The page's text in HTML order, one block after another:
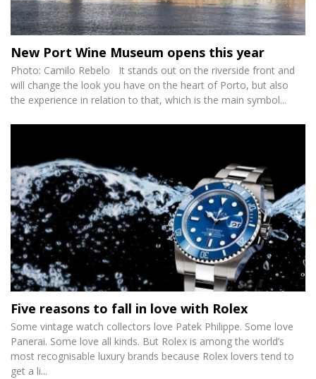
New Port Wine Museum opens this year
Photo: Camilo Rebelo It stands out on the riverside front and
will change the look you have on the heart of Porto, but also
the experience in relation to that, which is the main symbol...
Five reasons to fall in love with Rolex
Some vintage watch collectors love Patek Philippe. Some love
Panerai. Some love all kinds. But Rolex is among the world’s
most recognisable luxury brands because Rolex lovers tend to
get a li...